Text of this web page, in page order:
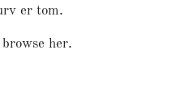
er tom.
her.